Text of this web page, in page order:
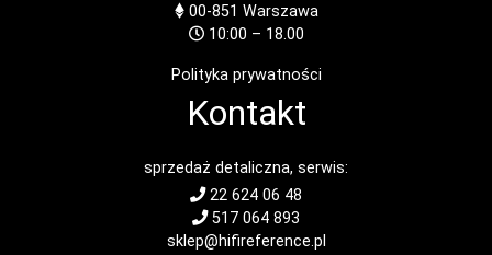
00-851 Warszawa
10:00 – 18.00
Polityka prywatności
Kontakt
sprzedaż detaliczna, serwis:
22 624 06 48
517 064 893
sklep@hifireference.pl